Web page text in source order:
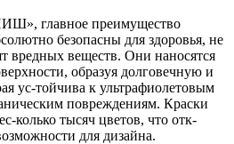
главное преимущество
безопасны для здоровья, не
вредных веществ. Они наносятся
образуя долговечную и
ус-тойчива к ультрафиолетовым
повреждениям. Краски
колько тысяч цветов, что отк-
для дизайна.